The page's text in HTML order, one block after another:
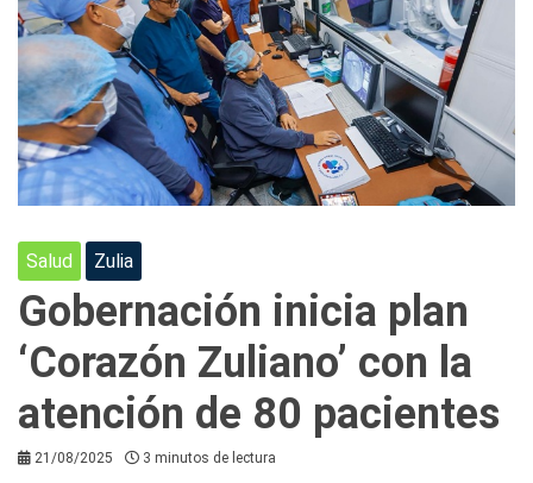
Salud Zulia
Gobernación inicia plan
‘Corazón Zuliano’ con la
atención de 80 pacientes
21/08/2025 3 minutos de lectura